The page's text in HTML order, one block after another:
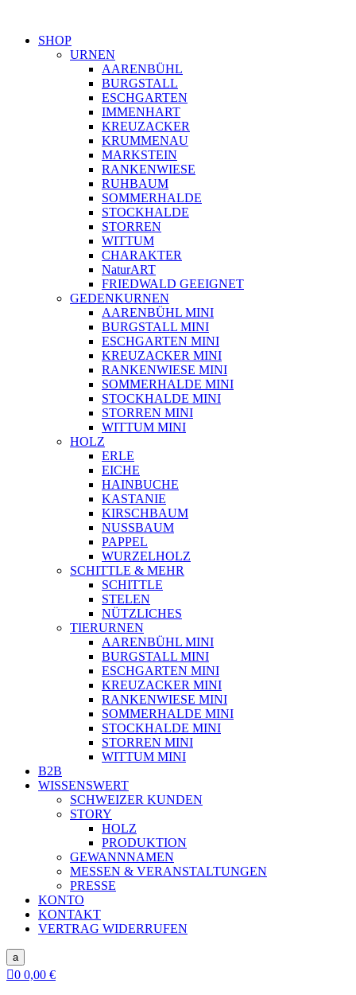
SHOP
URNEN
AARENBÜHL
BURGSTALL
ESCHGARTEN
IMMENHART
KREUZACKER
KRUMMENAU
MARKSTEIN
RANKENWIESE
RUHBAUM
SOMMERHALDE
STOCKHALDE
STORREN
WITTUM
CHARAKTER
NaturART
FRIEDWALD GEEIGNET
GEDENKURNEN
AARENBÜHL MINI
BURGSTALL MINI
ESCHGARTEN MINI
KREUZACKER MINI
RANKENWIESE MINI
SOMMERHALDE MINI
STOCKHALDE MINI
STORREN MINI
WITTUM MINI
HOLZ
ERLE
EICHE
HAINBUCHE
KASTANIE
KIRSCHBAUM
NUSSBAUM
PAPPEL
WURZELHOLZ
SCHITTLE & MEHR
SCHITTLE
STELEN
NÜTZLICHES
TIERURNEN
AARENBÜHL MINI
BURGSTALL MINI
ESCHGARTEN MINI
KREUZACKER MINI
RANKENWIESE MINI
SOMMERHALDE MINI
STOCKHALDE MINI
STORREN MINI
WITTUM MINI
B2B
WISSENSWERT
SCHWEIZER KUNDEN
STORY
HOLZ
PRODUKTION
GEWANNNAMEN
MESSEN & VERANSTALTUNGEN
PRESSE
KONTO
KONTAKT
VERTRAG WIDERRUFEN
a
0 0,00 €